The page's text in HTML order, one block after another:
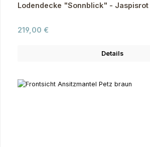
Lodendecke "Sonnblick" - Jaspisrot
Regulärer Preis:
219,00 €
Details